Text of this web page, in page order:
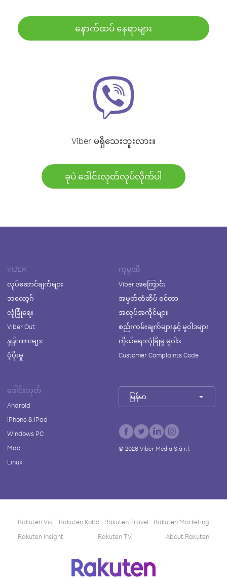
နောက်ထပ် နေရာများ
Viber မရှိသေးဘူးလား။
ခုပဲ ဒေါင်းလုတ်လုပ်လိုက်ပါ
VIBER
လုပ်ဆောင်ချက်များ
ဘလော့ဂ်
လုံခြုံရေး
Viber Out
နှုန်းထားများ
ပံ့ပိုးမှု
ကုမ္ပဏီ
Viber အကြောင်း
အမှတ်တံဆိပ် စင်တာ
အလုပ်အကိုင်များ
စည်းကမ်းချက်များနှင့် မူဝါဒများ
ကိုယ်ရေးလုံခြုံမှု မူဝါဒ
Customer Complaints Code
ဒေါင်းလုတ်
Android
iPhone & iPad
Windows PC
Mac
Linux
မြန်မာ
© 2026Viber Media S.à r.l.
Rakuten Viki Rakuten Kobo Rakuten Travel
Rakuten Marketing
Rakuten Insight
Rakuten TV About Rakuten